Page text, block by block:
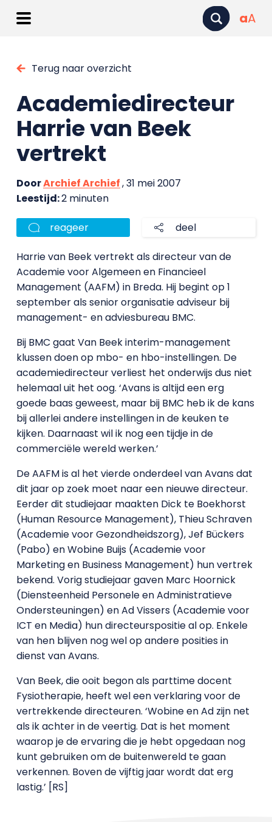
aA
Terug naar overzicht
Academiedirecteur
Harrie van Beek
vertrekt
DoorArchief Archief, 31 mei 2007
Leestijd:2 minuten
reageer deel
Harrie van Beek vertrekt als directeur van de
Academie voor Algemeen en Financieel
Management (AAFM) in Breda. Hij begint op 1
september als senior organisatie adviseur bij
management- en adviesbureau BMC.
Bij BMC gaat Van Beek interim-management
klussen doen op mbo- en hbo-instellingen. De
academiedirecteur verliest het onderwijs dus niet
helemaal uit het oog. ‘Avans is altijd een erg
goede baas geweest, maar bij BMC heb ik de kans
bij allerlei andere instellingen in de keuken te
kijken. Daarnaast wil ik nog een tijdje in de
commerciële wereld werken.’
De AAFM is al het vierde onderdeel van Avans dat
dit jaar op zoek moet naar een nieuwe directeur.
Eerder dit studiejaar maakten Dick te Boekhorst
(Human Resource Management), Thieu Schraven
(Academie voor Gezondheidszorg), Jef Bückers
(Pabo) en Wobine Buijs (Academie voor
Marketing en Business Management) hun vertrek
bekend. Vorig studiejaar gaven Marc Hoornick
(Diensteenheid Personele en Administratieve
Ondersteuningen) en Ad Vissers (Academie voor
ICT en Media) hun directeurspositie al op. Enkele
van hen blijven nog wel op andere posities in
dienst van Avans.
Van Beek, die ooit begon als parttime docent
Fysiotherapie, heeft wel een verklaring voor de
vertrekkende directeuren. ‘Wobine en Ad zijn net
als ik achter in de veertig. Dat is het moment
waarop je de ervaring die je hebt opgedaan nog
kunt gebruiken om de buitenwereld te gaan
verkennen. Boven de vijftig jaar wordt dat erg
lastig.’ [RS]